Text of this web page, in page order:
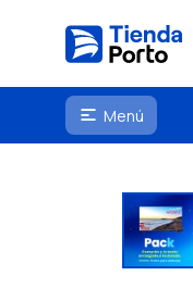
 Menú